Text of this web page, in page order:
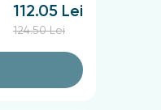
112.05 Lei
124.50 Lei